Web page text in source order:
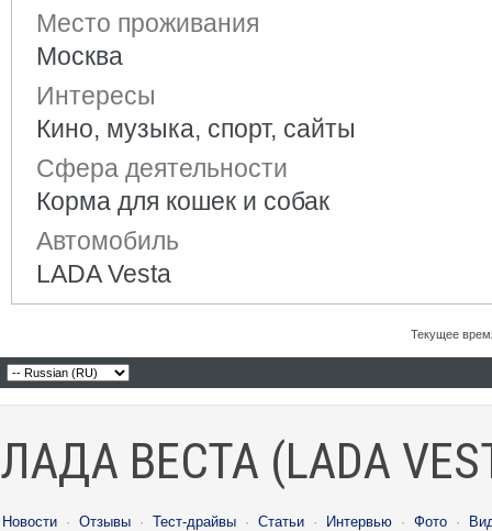
Место проживания
Москва
Интересы
Кино, музыка, спорт, сайты
Сфера деятельности
Корма для кошек и собак
Автомобиль
LADA Vesta
Текущее
ЛАДА ВЕСТА (LADA
Новости · Отзывы · Тест-драйвы · Статьи · Интервью · Фото ·